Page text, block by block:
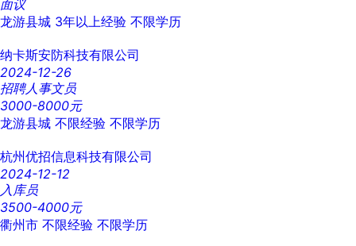
面议
龙游县城 3年以上经验 不限学历
纳卡斯安防科技有限公司
2024-12-26
招聘人事文员
3000-8000元
龙游县城 不限经验 不限学历
杭州优招信息科技有限公司
2024-12-12
入库员
3500-4000元
衢州市 不限经验 不限学历